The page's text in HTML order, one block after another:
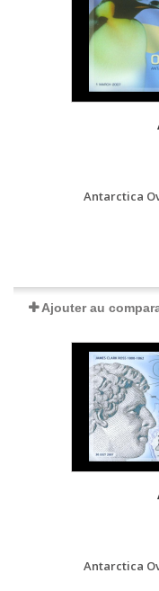
Antarctica
Ajouter au
Antarctica